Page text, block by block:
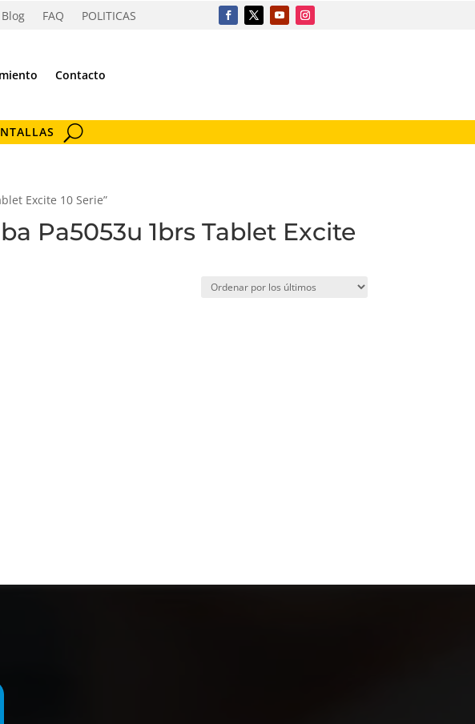
Blog FAQ POLITICAS
Contacto
Excite 10 Serie”
Pa5053u 1brs Tablet Excite